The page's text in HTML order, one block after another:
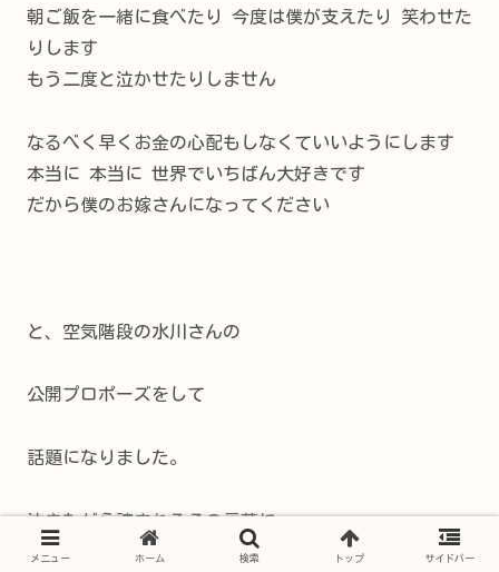
朝ご飯を一緒に食べたり 今度は僕が支えたり 笑わせた
りします
もう二度と泣かせたりしません
なるべく早くお金の心配もしなくていいようにします
本当に 本当に 世界でいちばん大好きです
だから僕のお嫁さんになってください
と、空気階段の水川さんの
公開プロポーズをして
話題になりました。
泣きながら読まれるその言葉に
メニュー ホーム 検索 トップ サイドバー